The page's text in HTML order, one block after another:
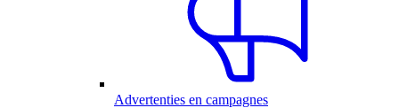
Advertenties en campagnes